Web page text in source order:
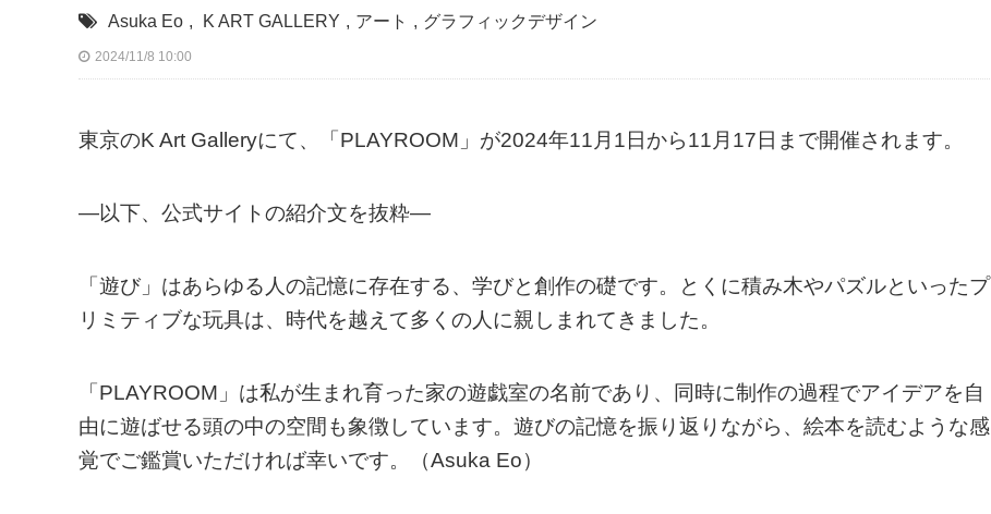
Asuka Eo , K ART GALLERY , アート , グラフィックデザイン
2024/11/8 10:00
東京のK Art Galleryにて、「PLAYROOM」が2024年11月1日から11月17日まで開催されます。
—以下、公式サイトの紹介文を抜粋—
「遊び」はあらゆる人の記憶に存在する、学びと創作の礎です。とくに積み木やパズルといったプ
リミティブな玩具は、時代を越えて多くの人に親しまれてきました。
「PLAYROOM」は私が生まれ育った家の遊戯室の名前であり、同時に制作の過程でアイデアを自
由に遊ばせる頭の中の空間も象徴しています。遊びの記憶を振り返りながら、絵本を読むような感
覚でご鑑賞いただければ幸いです。（Asuka Eo）